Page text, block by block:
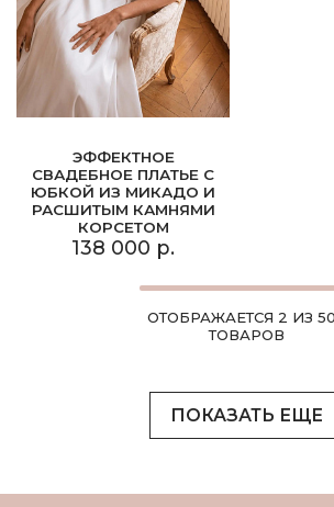
ЭФФЕКТНОЕ
СВАДЕБНОЕ ПЛАТЬЕ С
ЮБКОЙ ИЗ МИКАДО И
РАСШИТЫМ КАМНЯМИ
КОРСЕТОМ
138 000 р.
ОТОБРАЖАЕТСЯ 2 ИЗ
ТОВАРОВ
ПОКАЗАТЬ ЕЩЕ